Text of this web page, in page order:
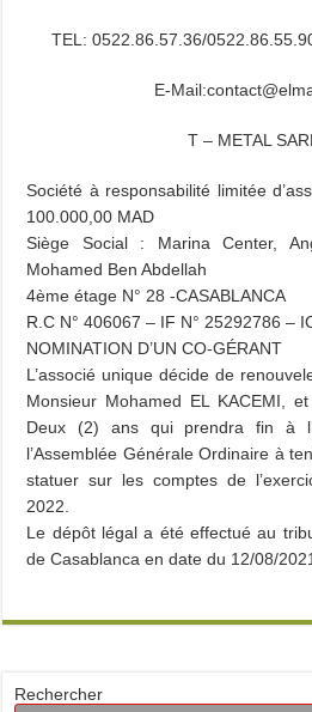
TEL: 0522.86.57.36/
E-
T – METAL
Société à responsabilité limitée
100.000,00 MAD
Siège Social : Marina Center,
Mohamed Ben Abdellah
4ème étage N° 28 -CASABLANCA
R.C N° 406067 – IF N° 25292786 –
NOMINATION D’UN CO-GÉRANT
L’associé unique décide de
Monsieur Mohamed EL KACEMI,
Deux (2) ans qui prendra fin à
l’Assemblée Générale Ordinaire à
statuer sur les comptes de
2022.
Le dépôt légal a été effectué au
de Casablanca en date du 12/08/
Rechercher